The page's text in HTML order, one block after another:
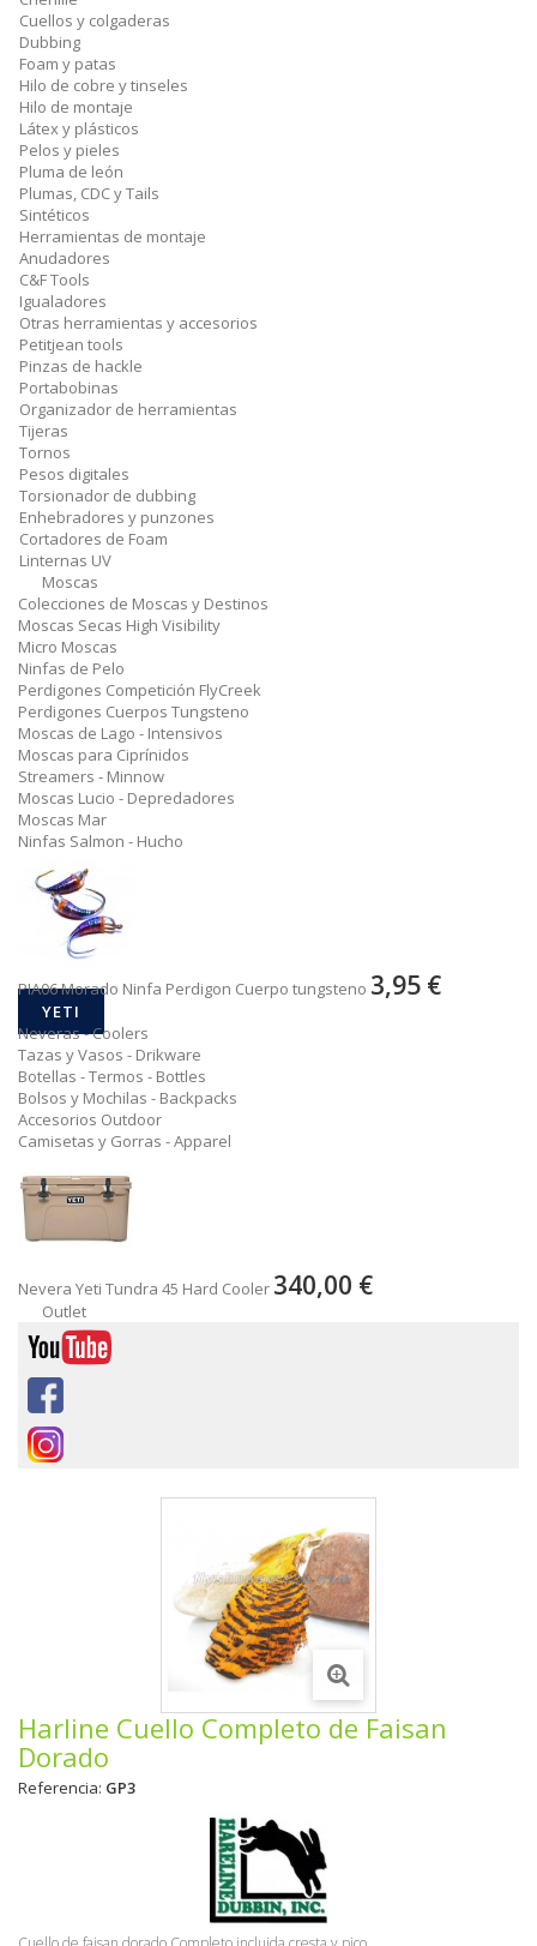
Cuellos y colgaderas
Dubbing
Foam y patas
Hilo de cobre y tinseles
Hilo de montaje
Látex y plásticos
Pelos y pieles
Pluma de león
Plumas, CDC y Tails
Sintéticos
Herramientas de montaje
Anudadores
C&F Tools
Igualadores
Otras herramientas y accesorios
Petitjean tools
Pinzas de hackle
Portabobinas
Organizador de herramientas
Tijeras
Tornos
Pesos digitales
Torsionador de dubbing
Enhebradores y punzones
Cortadores de Foam
Linternas UV
Moscas
Colecciones de Moscas y Destinos
Moscas Secas High Visibility
Micro Moscas
Ninfas de Pelo
Perdigones Competición FlyCreek
Perdigones Cuerpos Tungsteno
Moscas de Lago - Intensivos
Moscas para Ciprínidos
Streamers - Minnow
Moscas Lucio - Depredadores
Moscas Mar
Ninfas Salmon - Hucho
PIA06 Morado Ninfa Perdigon Cuerpo tungsteno 3,95 €
YETI
Neveras - Coolers
Tazas y Vasos - Drikware
Botellas - Termos - Bottles
Bolsos y Mochilas - Backpacks
Accesorios Outdoor
Camisetas y Gorras - Apparel
Nevera Yeti Tundra 45 Hard Cooler 340,00 €
Outlet
Harline Cuello Completo de Faisan
Dorado
Referencia: GP3